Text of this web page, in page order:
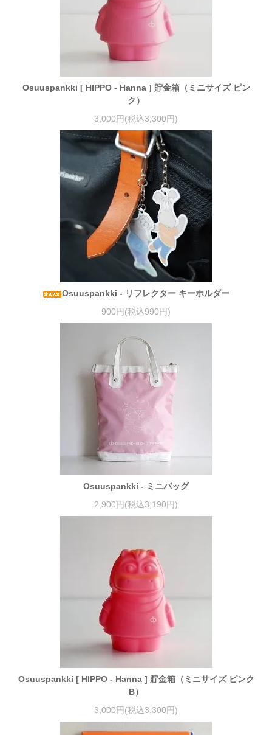
Osuuspankki [ HIPPO - Hanna ] 貯金箱（ミニサイズ ピン
ク）
3,000円(税込3,300円)
Osuuspankki - リフレクター キーホルダー
900円(税込990円)
Osuuspankki - ミニバッグ
2,900円(税込3,190円)
Osuuspankki [ HIPPO - Hanna ] 貯金箱（ミニサイズ ピンク
B）
3,000円(税込3,300円)